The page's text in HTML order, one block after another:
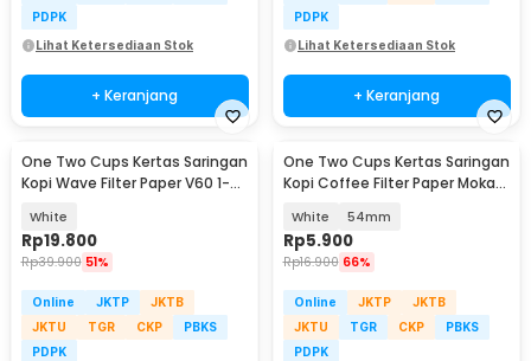
PDPK
Lihat Ketersediaan Stok
+ Keranjang
PDPK
Lihat Ketersediaan Stok
+ Keranjang
One Two Cups Kertas Saringan
Kopi Wave Filter Paper V60 1-4
White
Rp19.800
Rp39.900 51%
Online JKTP
JKTB
JKTU
TGR CKP
PBKS
PDPK
One Two Cups Kertas Saringan
Kopi Coffee Filter Paper Moka
White 54mm
Rp5.900
Rp16.900 66%
Online JKTP
JKTB
JKTU
TGR CKP
PBKS
PDPK